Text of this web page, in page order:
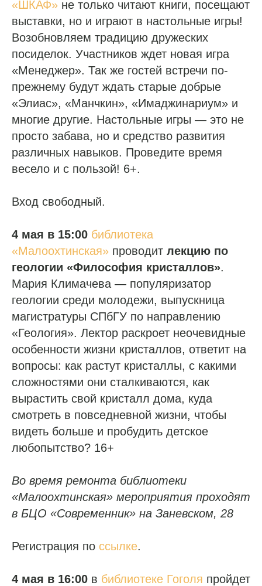
«ШКАФ» не только читают книги, посещают
выставки, но и играют в настольные игры!
Возобновляем традицию дружеских
посиделок. Участников ждет новая игра
«Менеджер». Так же гостей встречи по-
прежнему будут ждать старые добрые
«Элиас», «Манчкин», «Имаджинариум» и
многие другие. Настольные игры — это не
просто забава, но и средство развития
различных навыков. Проведите время
весело и с пользой! 6+.
Вход свободный.
4 мая в 15:00 библиотека
«Малоохтинская» проводит лекцию по
геологии «Философия кристаллов».
Мария Климачева — популяризатор
геологии среди молодежи, выпускница
магистратуры СПбГУ по направлению
«Геология». Лектор раскроет неочевидные
особенности жизни кристаллов, ответит на
вопросы: как растут кристаллы, с какими
сложностями они сталкиваются, как
вырастить свой кристалл дома, куда
смотреть в повседневной жизни, чтобы
видеть больше и пробудить детское
любопытство? 16+
Во время ремонта библиотеки
«Малоохтинская» мероприятия проходят
в БЦО «Современник» на Заневском, 28
Регистрация по ссылке.
4 мая в 16:00 в библиотеке Гоголя пройдет